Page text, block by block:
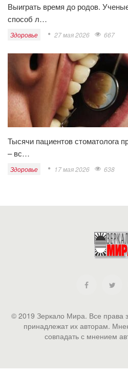
Выиграть время до родов.
способ л…
Здоровье 27 мая 2026 667
Тысячи пациентов стоматолога
– вс…
Здоровье 17 мая 2026 638
© 2019 Зеркало Мира. Все
принадлежат их авторам.
совпадать с мнением